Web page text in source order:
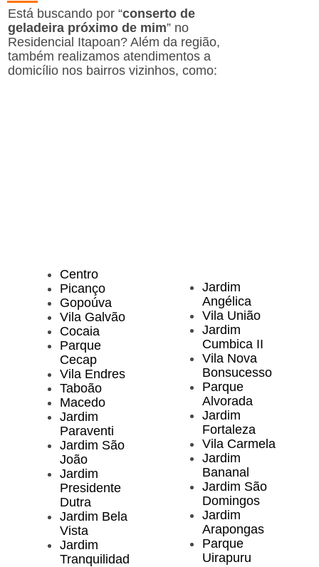
Está buscando por “conserto de
geladeira próximo de mim” no
Residencial Itapoan? Além da região,
também realizamos atendimentos a
domicílio nos bairros vizinhos, como:
Centro
Picanço
Gopoúva
Vila Galvão
Cocaia
Parque
Cecap
Vila Endres
Taboão
Macedo
Jardim
Paraventi
Jardim São
João
Jardim
Presidente
Dutra
Jardim Bela
Vista
Jardim
Tranquilidad
Jardim
Angélica
Vila União
Jardim
Cumbica II
Vila Nova
Bonsucesso
Parque
Alvorada
Jardim
Fortaleza
Vila Carmela
Jardim
Bananal
Jardim São
Domingos
Jardim
Arapongas
Parque
Uirapuru